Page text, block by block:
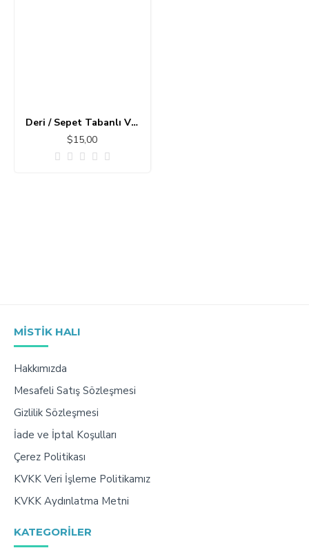
Deri / Sepet Tabanlı Vintage Halı MS173
$15,00
MISTIK HALI
Hakkımızda
Mesafeli Satış Sözleşmesi
Gizlilik Sözleşmesi
İade ve İptal Koşulları
Çerez Politikası
KVKK Veri İşleme Politikamız
KVKK Aydınlatma Metni
KATEGORILER